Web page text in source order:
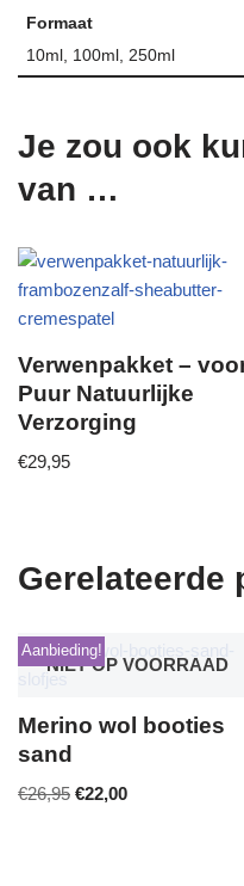
Formaat
10ml, 100ml, 250ml
Je zou ook
van …
Verwenpakket –
Puur Natuurlijke
Verzorging
€29,95
Gerelateerde
NIET OP VOORRAAD
Aanbieding!
Merino wol booties
sand
€26,95 €22,00